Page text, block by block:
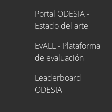
Portal ODESIA -
Estado del arte
EvALL - Plataforma
de evaluación
Leaderboard
ODESIA